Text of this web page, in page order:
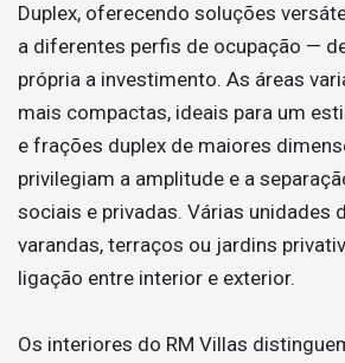
Duplex, oferecendo soluções
a diferentes perfis de ocupação —
própria a investimento. As áreas
mais compactas, ideais para um
e frações duplex de maiores
privilegiam a amplitude e a
sociais e privadas. Várias unidades
varandas, terraços ou jardins
ligação entre interior e exterior.
Os interiores do RM Villas